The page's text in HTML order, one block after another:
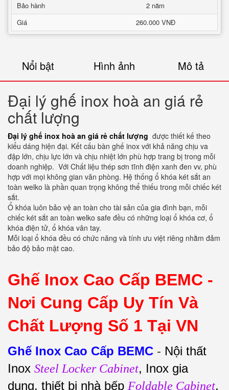
Bảo hành
2 năm
Giá
260.000 VNĐ
Nổi bật Hình ảnh Mô tả
Đại lý ghế inox hoà an giá rẻ
chất lượng
Đại lý ghế inox hoà an giá rẻ chất lượng được thiết kế theo
kiểu dáng hiện đại. Kết cấu bàn ghế inox với khả năng chịu va
đập lớn, chịu lực lớn và chịu nhiệt lớn phù hợp trang bị trong mỗi
doanh nghiệp. Với Chất liệu thép sơn tĩnh điện xanh đen vv, phù
hợp với mọi không gian văn phòng. Hệ thống ổ khóa két sắt an
toàn welko là phần quan trọng không thể thiếu trong mỗi chiếc két
sắt.
Ổ khóa luôn bảo vệ an toàn cho tài sản của gia đình bạn, mỗi
chiếc két sắt an toàn welko safe đều có những loại ổ khóa cơ, ổ
khóa điện tử, ổ khóa vân tay.
Mỗi loại ổ khóa đều có chức năng và tính ưu việt riêng nhằm đảm
bảo độ bảo mật cao.
Ghế Inox Cao Cấp BEMC -
Nơi Cung Cấp Uy Tín Và
Chất Lượng Số 1 Tại VN
Ghế Inox Cao Cấp BEMC - Nội thất
Inox Steel Locker Cabinet, Inox gia
dụng, thiết bị nhà bếp Foldable Cabinet,